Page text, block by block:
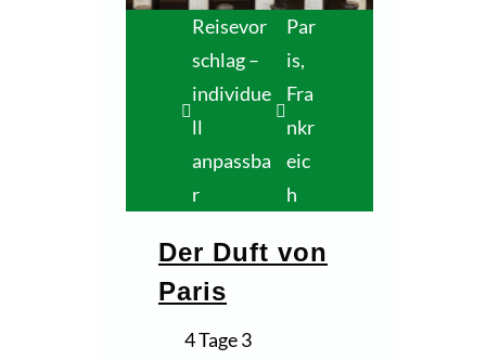
Reisevor
schlag –
individue
ll
anpassba
r
Par
is,
Fra
nkr
eic
h
Der Duft von
Paris
4 Tage 3